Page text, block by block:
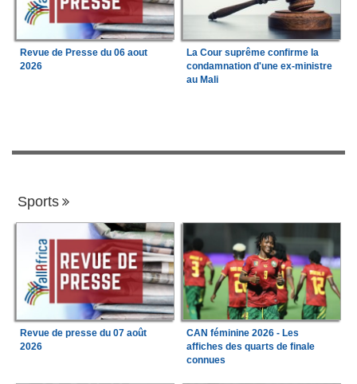
Revue de Presse du 06 aout
2026
La Cour suprême confirme la
condamnation d'une ex-ministre
au Mali
Sports
Revue de presse du 07 août
2026
CAN féminine 2026 - Les
affiches des quarts de finale
connues